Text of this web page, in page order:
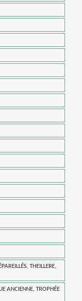
THEILLERE,
ANCIENNE, TROPHÉE